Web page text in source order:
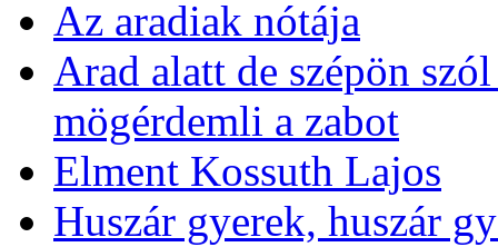
Az aradiak nótája
Arad alatt de szépön
mögérdemli a zabot
Elment Kossuth Lajos
Huszár gyerek, huszár